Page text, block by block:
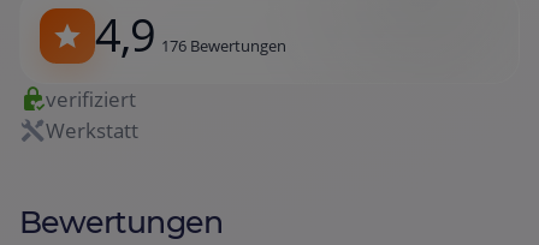
4,9 176 Bewertungen
verifiziert
Werkstatt
Bewertungen